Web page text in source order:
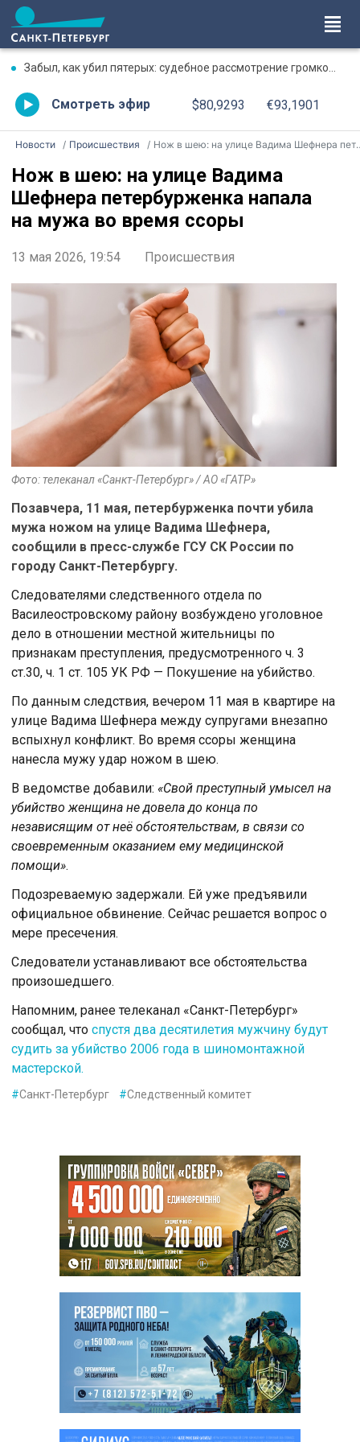
Забыл, как убил пятерых: судебное рассмотрение громкого дела о массовом убийстве в Липной Горке приостановлено
Смотреть эфир $80,9293 €93,1901
Новости Происшествия Нож в шею: на улице Вадима Шефнера петербурженка напала на мужа во время ссоры
Нож в шею: на улице Вадима
Шефнера петербурженка напала
на мужа во время ссоры
13 мая 2026, 19:54 Происшествия
Фото: телеканал «Санкт-Петербург» / АО «ГАТР»
Позавчера, 11 мая, петербурженка почти убила
мужа ножом на улице Вадима Шефнера,
сообщили в пресс-службе ГСУ СК России по
городу Санкт-Петербургу.
Следователями следственного отдела по
Василеостровскому району возбуждено уголовное
дело в отношении местной жительницы по
признакам преступления, предусмотренного ч. 3
ст.30, ч. 1 ст. 105 УК РФ — Покушение на убийство.
По данным следствия, вечером 11 мая в квартире на
улице Вадима Шефнера между супругами внезапно
вспыхнул конфликт. Во время ссоры женщина
нанесла мужу удар ножом в шею.
В ведомстве добавили: «Свой преступный умысел на
убийство женщина не довела до конца по
независящим от неё обстоятельствам, в связи со
своевременным оказанием ему медицинской
помощи».
Подозреваемую задержали. Ей уже предъявили
официальное обвинение. Сейчас решается вопрос о
мере пресечения.
Следователи устанавливают все обстоятельства
произошедшего.
Напомним, ранее телеканал «Санкт-Петербург»
сообщал, что спустя два десятилетия мужчину будут
судить за убийство 2006 года в шиномонтажной
мастерской.
#Санкт-Петербург #Следственный комитет